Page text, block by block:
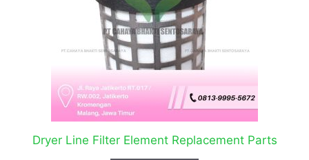
Dryer Line Filter Element Replacement Parts